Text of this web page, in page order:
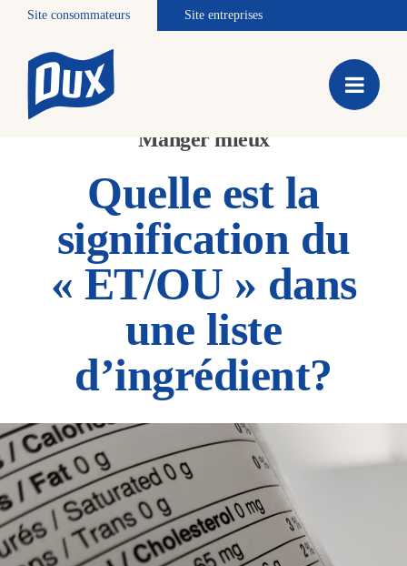
Site consommateurs Site entreprises
Manger mieux
Quelle est la
signification du
« ET/OU » dans
une liste
d’ingrédient?